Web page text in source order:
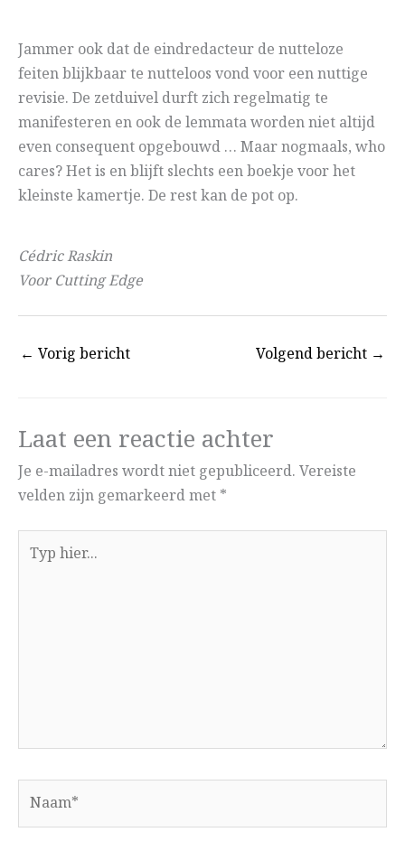
Jammer ook dat de eindredacteur de nutteloze
feiten blijkbaar te nutteloos vond voor een nuttige
revisie. De zetduivel durft zich regelmatig te
manifesteren en ook de lemmata worden niet altijd
even consequent opgebouwd … Maar nogmaals, who
cares? Het is en blijft slechts een boekje voor het
kleinste kamertje. De rest kan de pot op.
Cédric Raskin
Voor Cutting Edge
← Vorig bericht Volgend bericht →
Laat een reactie achter
Je e-mailadres wordt niet gepubliceerd. Vereiste
velden zijn gemarkeerd met *
hier...